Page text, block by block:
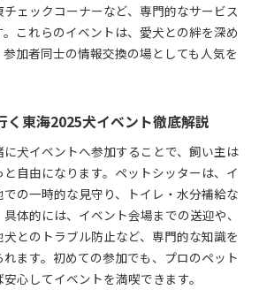
ェックコーナーなど、専門的なサービス
これらのイベントは、愛犬との絆を深め
加者同士の情報交換の場としても人気を
く東海2025犬イベント徹底解説
犬イベントへ参加することで、飼い主は
自由になります。ペットシッターは、イ
の一時的な見守り、トイレ・水分補給な
体的には、イベント会場までの送迎や、
とのトラブル防止など、専門的な知識を
ます。初めての参加でも、プロのペット
心してイベントを満喫できます。